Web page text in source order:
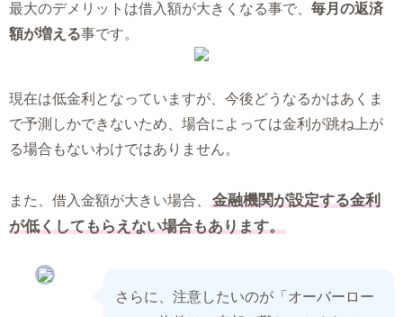
最大のデメリットは借入額が大きくなる事で、 毎月の返済
額が増える事です。
現在は低金利となっていますが、今後どうなるかはあくま
で予測しかできないため、場合によっては金利が跳ね上が
る場合もないわけではありません。
また、借入金額が大きい場合、
金融機関が設定する金利
が低くしてもらえない場合もあります。
さらに、注意したいのが「オーバーロー